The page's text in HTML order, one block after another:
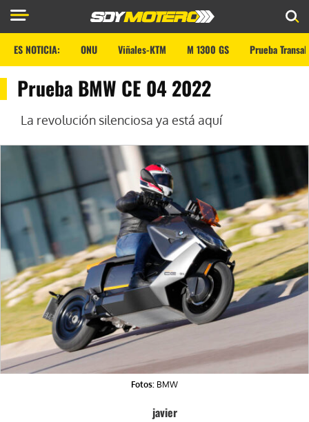
ES NOTICIA: ONU Viñales-KTM M 1300 GS Prueba
Prueba BMW CE 04 2022
La revolución silenciosa ya está aquí
Fotos: BMW
javier